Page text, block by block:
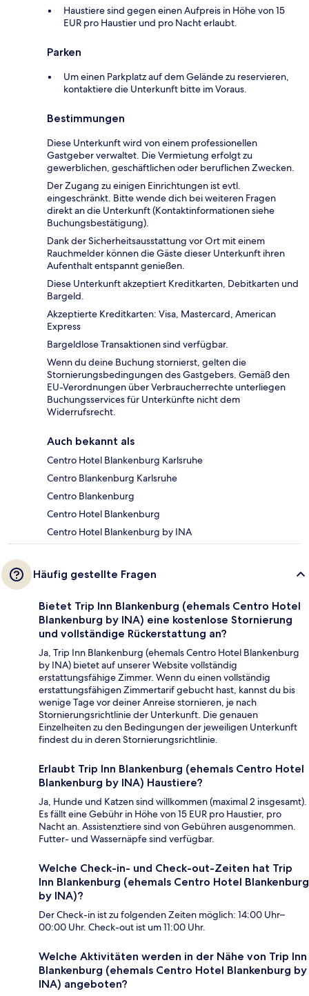
Haustiere sind gegen einen Aufpreis in Höhe von 15
EUR pro Haustier und pro Nacht erlaubt.
Parken
Um einen Parkplatz auf dem Gelände zu reservieren,
kontaktiere die Unterkunft bitte im Voraus.
Bestimmungen
Diese Unterkunft wird von einem professionellen
Gastgeber verwaltet. Die Vermietung erfolgt zu
gewerblichen, geschäftlichen oder beruflichen Zwecken.
Der Zugang zu einigen Einrichtungen ist evtl.
eingeschränkt. Bitte wende dich bei weiteren Fragen
direkt an die Unterkunft (Kontaktinformationen siehe
Buchungsbestätigung).
Dank der Sicherheitsausstattung vor Ort mit einem
Rauchmelder können die Gäste dieser Unterkunft ihren
Aufenthalt entspannt genießen.
Diese Unterkunft akzeptiert Kreditkarten, Debitkarten und
Bargeld.
Akzeptierte Kreditkarten: Visa, Mastercard, American
Express
Bargeldlose Transaktionen sind verfügbar.
Wenn du deine Buchung stornierst, gelten die
Stornierungsbedingungen des Gastgebers. Gemäß den
EU-Verordnungen über Verbraucherrechte unterliegen
Buchungsservices für Unterkünfte nicht dem
Widerrufsrecht.
Auch bekannt als
Centro Hotel Blankenburg Karlsruhe
Centro Blankenburg Karlsruhe
Centro Blankenburg
Centro Hotel Blankenburg
Centro Hotel Blankenburg by INA
Häufig gestellte Fragen
Bietet Trip Inn Blankenburg (ehemals Centro Hotel
Blankenburg by INA) eine kostenlose Stornierung
und vollständige Rückerstattung an?
Ja, Trip Inn Blankenburg (ehemals Centro Hotel Blankenburg
by INA) bietet auf unserer Website vollständig
erstattungsfähige Zimmer. Wenn du einen vollständig
erstattungsfähigen Zimmertarif gebucht hast, kannst du bis
wenige Tage vor deiner Anreise stornieren, je nach
Stornierungsrichtlinie der Unterkunft. Die genauen
Einzelheiten zu den Bedingungen der jeweiligen Unterkunft
findest du in deren Stornierungsrichtlinie.
Erlaubt Trip Inn Blankenburg (ehemals Centro Hotel
Blankenburg by INA) Haustiere?
Ja, Hunde und Katzen sind willkommen (maximal 2 insgesamt).
Es fällt eine Gebühr in Höhe von 15 EUR pro Haustier, pro
Nacht an. Assistenztiere sind von Gebühren ausgenommen.
Futter- und Wassernäpfe sind verfügbar.
Welche Check-in- und Check-out-Zeiten hat Trip
Inn Blankenburg (ehemals Centro Hotel Blankenburg
by INA)?
Der Check-in ist zu folgenden Zeiten möglich: 14:00 Uhr–
00:00 Uhr. Check-out ist um 11:00 Uhr.
Welche Aktivitäten werden in der Nähe von Trip Inn
Blankenburg (ehemals Centro Hotel Blankenburg by
INA) angeboten?